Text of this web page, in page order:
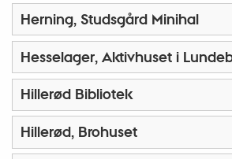
Herning, Studsgård Minihal
Hesselager, Aktivhuset i
Hillerød Bibliotek
Hillerød, Brohuset